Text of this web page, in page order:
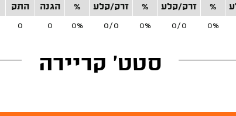
% זרק/קלע % זרק/קלע % הגנה התק
0%
0/0
0%
0/0
0%
0
0
סטט' קריירה